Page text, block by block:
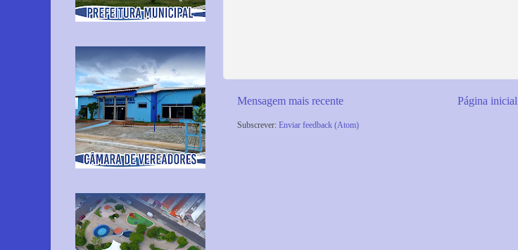
Mensagem mais recente Página inicial
Subscrever: Enviar feedback (Atom)